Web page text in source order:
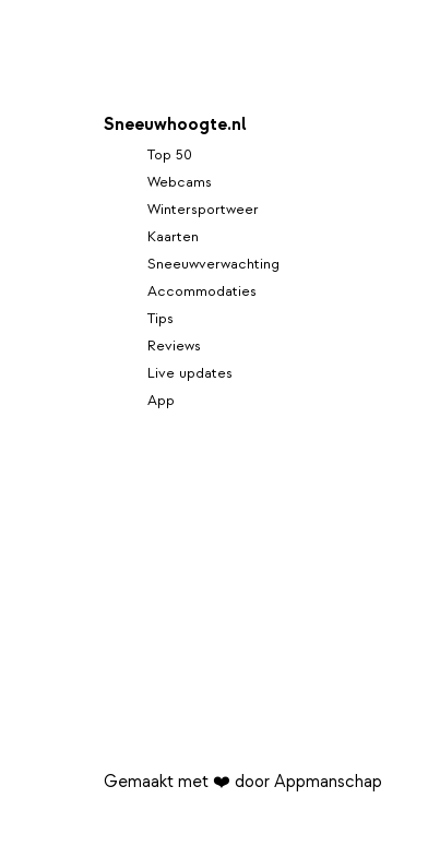
Sneeuwhoogte.nl
Top 50
Webcams
Wintersportweer
Kaarten
Sneeuwverwachting
Accommodaties
Tips
Reviews
Live updates
App
Gemaakt met ❤️ door Appmanschap